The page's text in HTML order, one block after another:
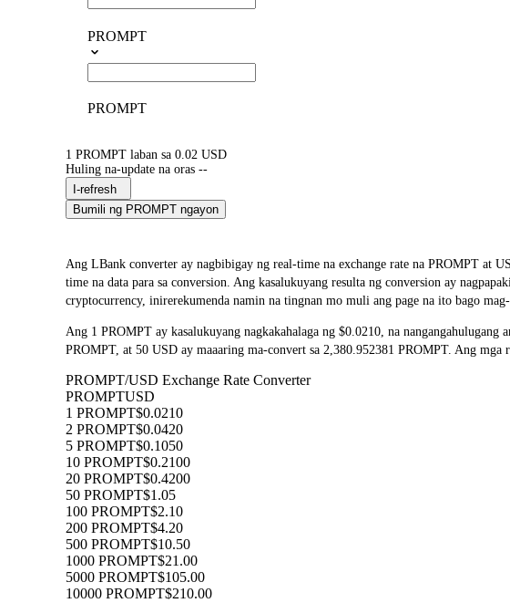
PROMPT
PROMPT
1 PROMPT laban sa 0.02 USD
Huling na-update na oras --
I-refresh
Bumili ng PROMPT ngayon
Ang LBank converter ay nagbibigay ng real-time na exchange rate na PROMPT at
time na data para sa conversion. Ang kasalukuyang resulta ng conversion ay
cryptocurrency, inirerekumenda namin na tingnan mo muli ang page na ito bago
Ang 1 PROMPT ay kasalukuyang nagkakahalaga ng $0.0210, na
PROMPT, at 50 USD ay maaaring ma-convert sa 2,380.952381 PROMPT. Ang
PROMPT/USD Exchange Rate Converter
PROMPTUSD
1 PROMPT$0.0210
2 PROMPT$0.0420
5 PROMPT$0.1050
10 PROMPT$0.2100
20 PROMPT$0.4200
50 PROMPT$1.05
100 PROMPT$2.10
200 PROMPT$4.20
500 PROMPT$10.50
1000 PROMPT$21.00
5000 PROMPT$105.00
10000 PROMPT$210.00